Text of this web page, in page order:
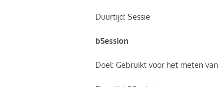
Duurtijd: Sessie
bSession
Doel: Gebruikt voor het meten